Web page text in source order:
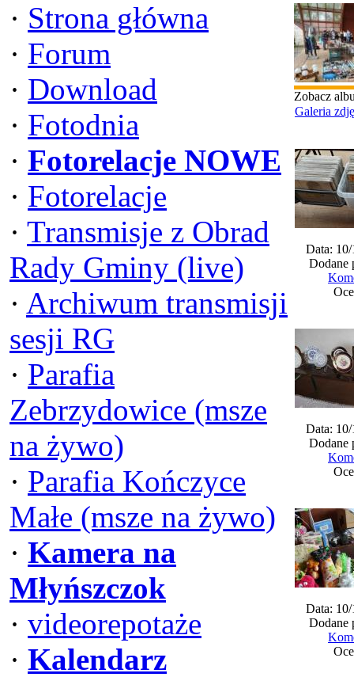
· Strona główna
· Forum
· Download
· Fotodnia
· Fotorelacje NOWE
· Fotorelacje
· Transmisje z Obrad
Rady Gminy (live)
· Archiwum transmisji
sesji RG
· Parafia
Zebrzydowice (msze
na żywo)
· Parafia Kończyce
Małe (msze na żywo)
· Kamera na
Młyńszczok
· videorepotaże
· Kalendarz
Zobacz
Galeria
Data:
Dodane
Data:
Dodane
Data:
Dodane